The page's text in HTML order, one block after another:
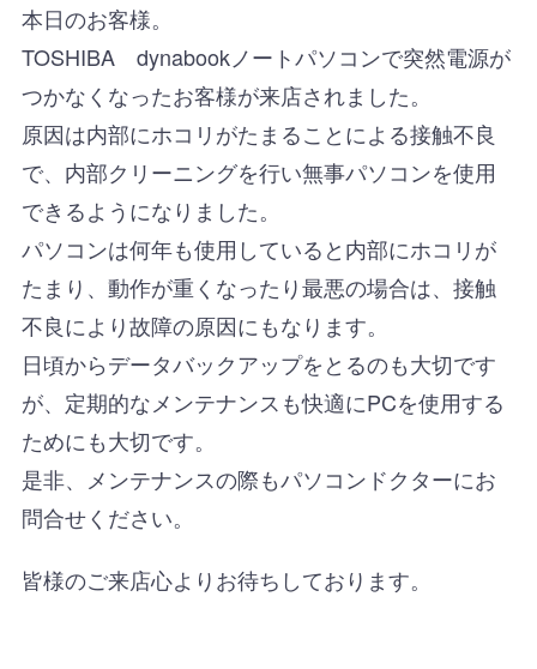
本日のお客様。
TOSHIBA dynabookノートパソコンで突然電源が
つかなくなったお客様が来店されました。
原因は内部にホコリがたまることによる接触不良
で、内部クリーニングを行い無事パソコンを使用
できるようになりました。
パソコンは何年も使用していると内部にホコリが
たまり、動作が重くなったり最悪の場合は、接触
不良により故障の原因にもなります。
日頃からデータバックアップをとるのも大切です
が、定期的なメンテナンスも快適にPCを使用する
ためにも大切です。
是非、メンテナンスの際もパソコンドクターにお
問合せください。
皆様のご来店心よりお待ちしております。